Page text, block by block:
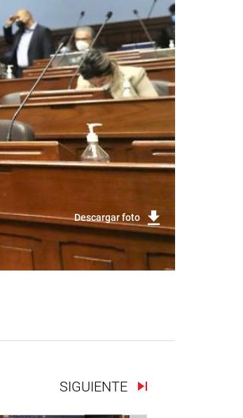
Descargar foto
SIGUIENTE